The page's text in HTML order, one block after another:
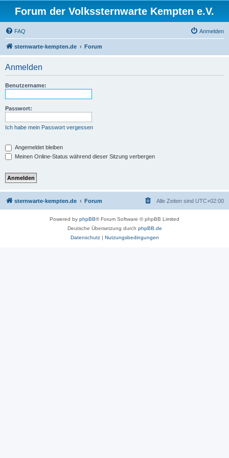
Forum der Volkssternwarte Kempten e.V.
FAQ Anmelden
sternwarte-kempten.de Forum
Anmelden
Benutzername:
Passwort:
Ich habe mein Passwort vergessen
Angemeldet bleiben
Meinen Online-Status während dieser Sitzung verbergen
sternwarte-kempten.de Forum Alle Zeiten sind UTC+02:00
Powered by phpBB® Forum Software © phpBB Limited
Deutsche Übersetzung durch phpBB.de
Datenschutz| Nutzungsbedingungen